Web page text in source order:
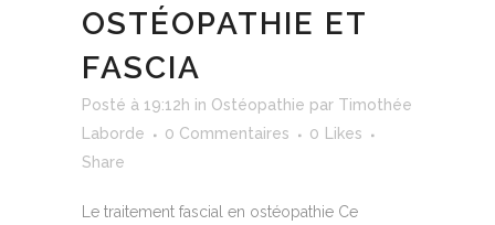
OSTÉOPATHIE ET
FASCIA
Posté à 19:12h in Ostéopathie par Timothée
Laborde
0 Commentaires 0 Likes
Share
Le traitement fascial en ostéopathie Ce